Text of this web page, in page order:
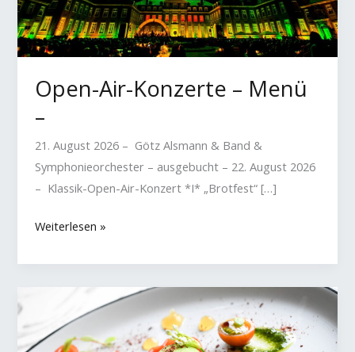
Open-Air-Konzerte – Menü
–
21. August 2026 – Götz Alsmann & Band &
Symphonieorchester – ausgebucht – 22. August 2026
– Klassik-Open-Air-Konzert *I* „Brotfest“ […]
Open-
Konzerte
Weiterlesen »